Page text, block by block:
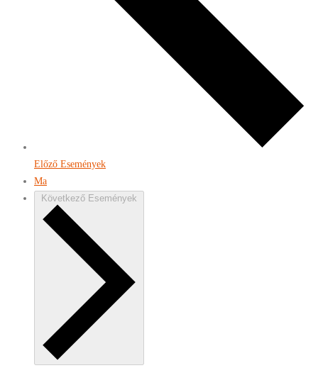
Előző Események
Ma
Következő Események